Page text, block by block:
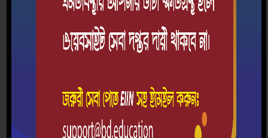
পতনঊষার উচ্চ বিদ্যালয় ও কলেজ